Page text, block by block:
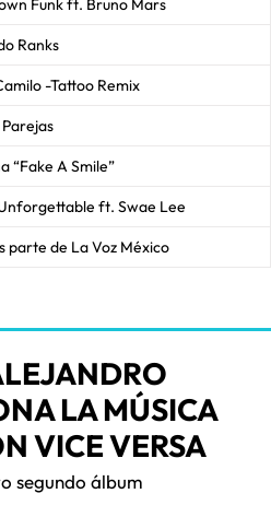
Funk ft. Bruno Mars
Ranks
-Tattoo Remix
“Fake A Smile”
ft. Swae Lee
parte de La Voz México
LA MÚSICA
VICE VERSA
segundo álbum